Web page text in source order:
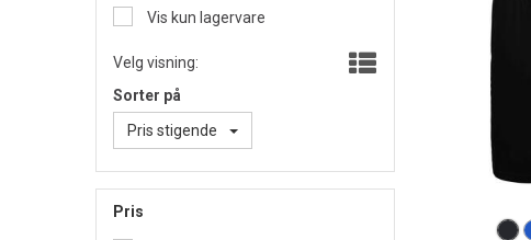
Vis kun lagervare
Velg visning:
Sorter på
Pris stigende
Pris